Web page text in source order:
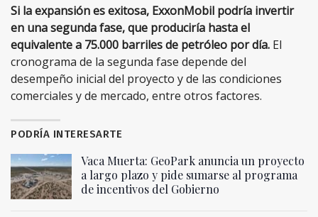
Si la expansión es exitosa, ExxonMobil podría invertir
en una segunda fase, que produciría hasta el
equivalente a 75.000 barriles de petróleo por día. El
cronograma de la segunda fase depende del
desempeño inicial del proyecto y de las condiciones
comerciales y de mercado, entre otros factores.
PODRÍA INTERESARTE
Vaca Muerta: GeoPark anuncia un proyecto
a largo plazo y pide sumarse al programa
de incentivos del Gobierno